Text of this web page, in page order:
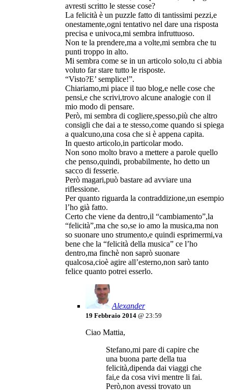
avresti scritto le stesse cose?
La felicità è un puzzle fatto di tantissimi pezzi,e
onestamente,ogni tentativo nel dare una risposta
precisa e univoca,mi sembra infruttuoso.
Non te la prendere,ma a volte,mi sembra che tu
punti troppo in alto.
Mi sembra come se in un articolo solo,tu ci abbia
voluto far stare tutto le risposte.
“Visto?E’ semplice!”.
Chiariamo,mi piace il tuo blog,e nelle cose che
pensi,e che scrivi,trovo alcune analogie con il
mio modo di pensare.
Però, mi sembra di cogliere,spesso,più che altro
consigli che dai a te stesso,come quando si spiega
a qualcuno,una cosa che si è appena capita.
In questo articolo,in particolar modo.
Non sono molto bravo a mettere a parole quello
che penso,quindi, probabilmente, ho detto un
sacco di fesserie.
Però magari,può bastare ad avviare una
riflessione.
Per quanto riguarda la contraddizione,un esempio
l’ho già fatto.
Certo che viene da dentro,il “cambiamento”,la
“felicità”,ma che so,se io amo la musica,ma non
so suonare uno strumento,e quindi esprimermi,va
bene che la “felicità della musica” ce l’ho
dentro,ma finchè non saprò suonare
qualcosa,cioè agire all’esterno,non sarò tanto
felice quanto potrei esserlo.
Alexander
19 Febbraio 2014 @ 23:59
Ciao Mattia,
Stefano,mi pare di capire che
una buona parte della tua
felicità,dipenda dai viaggi che
fai,e da cosa vivi mentre li fai.
Però,non avessi trovato un